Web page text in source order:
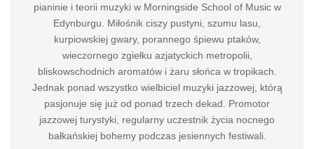
pianinie i teorii muzyki w Morningside School of Music w
Edynburgu. Miłośnik ciszy pustyni, szumu lasu,
kurpiowskiej gwary, porannego śpiewu ptaków,
wieczornego zgiełku azjatyckich metropolii,
bliskowschodnich aromatów i żaru słońca w tropikach.
Jednak ponad wszystko wielbiciel muzyki jazzowej, którą
pasjonuje się już od ponad trzech dekad. Promotor
jazzowej turystyki, regularny uczestnik życia nocnego
bałkańskiej bohemy podczas jesiennych festiwali.